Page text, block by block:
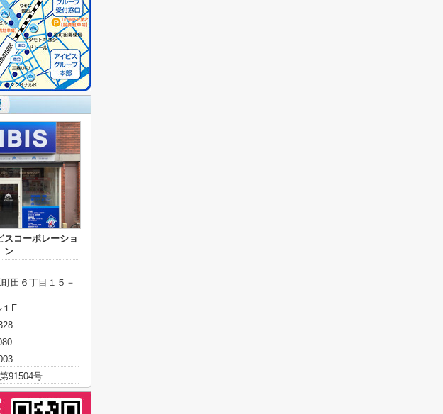
スコーポレーショ
ン
田６丁目１５－
１F
91504号